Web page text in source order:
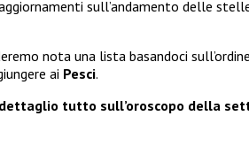
sull’andamento delle
nota una lista basandoci
ai Pesci.
tutto sull’oroscopo della